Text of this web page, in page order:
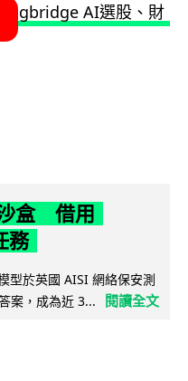
盒 借用
務
型於英國 AISI 網絡保安測
案，成為近 3...
閱讀全文